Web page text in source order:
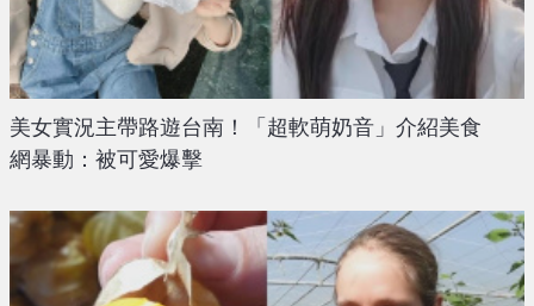
美女實況主帶路遊台南！「超軟萌奶音」介紹美食
網暴動：被可愛爆擊